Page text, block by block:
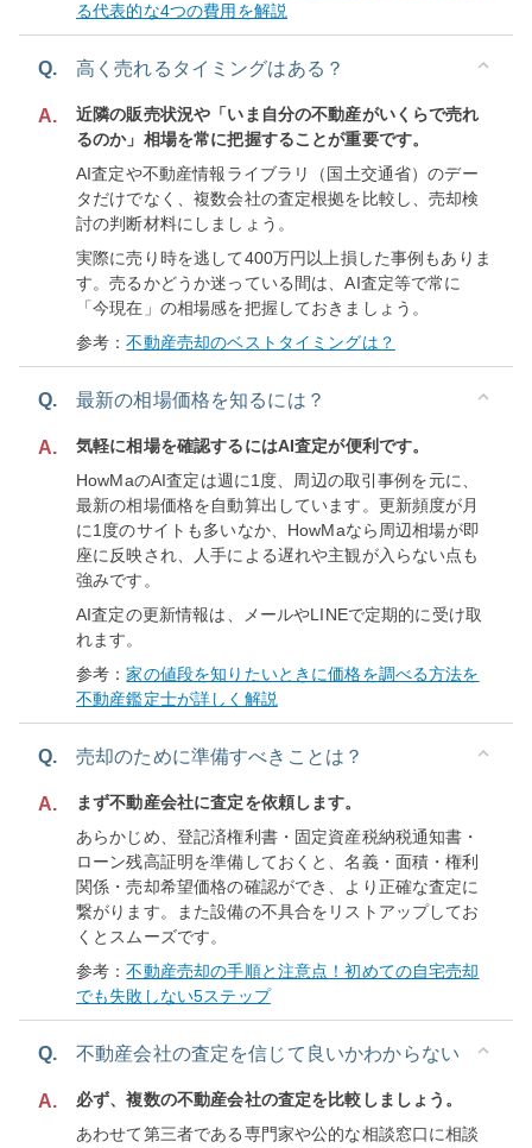
る代表的な4つの費用を解説
Q. 高く売れるタイミングはある？
A.
近隣の販売状況や「いま自分の不動産がいくらで売れ
るのか」相場を常に把握することが重要です。
AI査定や不動産情報ライブラリ（国土交通省）のデー
タだけでなく、複数会社の査定根拠を比較し、売却検
討の判断材料にしましょう。
実際に売り時を逃して400万円以上損した事例もありま
す。売るかどうか迷っている間は、AI査定等で常に
「今現在」の相場感を把握しておきましょう。
参考：不動産売却のベストタイミングは？
Q. 最新の相場価格を知るには？
A.
気軽に相場を確認するにはAI査定が便利です。
HowMaのAI査定は週に1度、周辺の取引事例を元に、
最新の相場価格を自動算出しています。更新頻度が月
に1度のサイトも多いなか、HowMaなら周辺相場が即
座に反映され、人手による遅れや主観が入らない点も
強みです。
AI査定の更新情報は、メールやLINEで定期的に受け取
れます。
参考：家の値段を知りたいときに価格を調べる方法を
不動産鑑定士が詳しく解説
Q. 売却のために準備すべきことは？
A.
まず不動産会社に査定を依頼します。
あらかじめ、登記済権利書・固定資産税納税通知書・
ローン残高証明を準備しておくと、名義・面積・権利
関係・売却希望価格の確認ができ、より正確な査定に
繋がります。また設備の不具合をリストアップしてお
くとスムーズです。
参考：不動産売却の手順と注意点！初めての自宅売却
でも失敗しない5ステップ
Q. 不動産会社の査定を信じて良いかわからない
A.
必ず、複数の不動産会社の査定を比較しましょう。
あわせて第三者である専門家や公的な相談窓口に相談